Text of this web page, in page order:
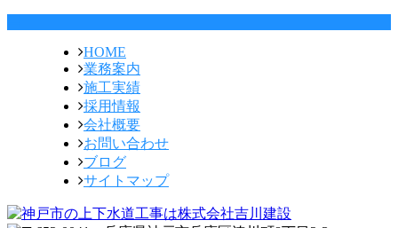
HOME
業務案内
施工実績
採用情報
会社概要
お問い合わせ
ブログ
サイトマップ